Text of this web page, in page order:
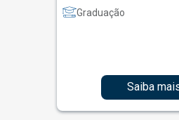
Graduação
Saiba